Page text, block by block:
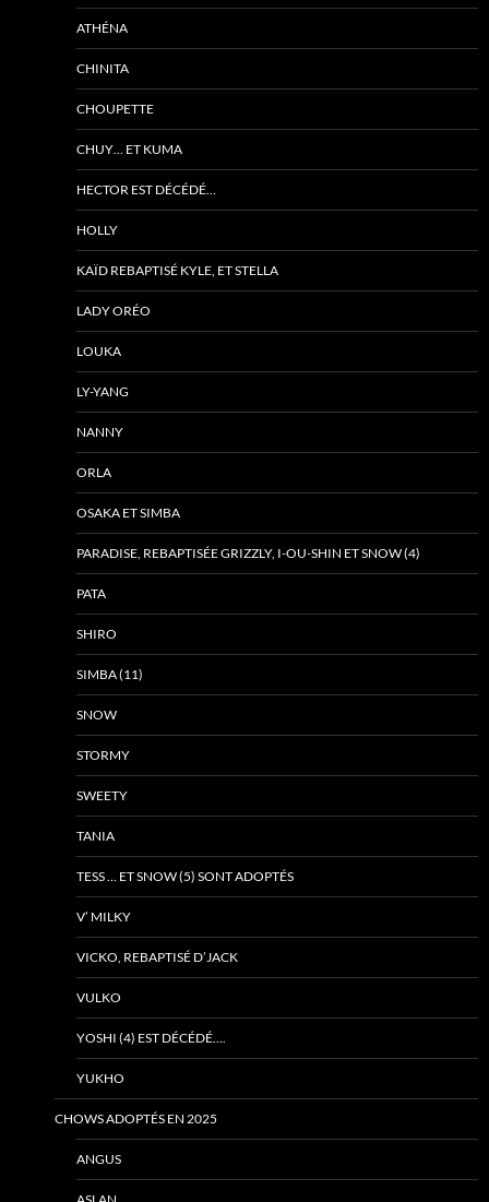
ATHÉNA
CHINITA
CHOUPETTE
CHUY… ET KUMA
HECTOR EST DÉCÉDÉ…
HOLLY
KAÏD REBAPTISÉ KYLE, ET STELLA
LADY ORÉO
LOUKA
LY-YANG
NANNY
ORLA
OSAKA ET SIMBA
PARADISE, REBAPTISÉE GRIZZLY, I-OU-SHIN ET SNOW (4)
PATA
SHIRO
SIMBA (11)
SNOW
STORMY
SWEETY
TANIA
TESS … ET SNOW (5) SONT ADOPTÉS
V’ MILKY
VICKO, REBAPTISÉ D’JACK
VULKO
YOSHI (4) EST DÉCÉDÉ….
YUKHO
CHOWS ADOPTÉS EN 2025
ANGUS